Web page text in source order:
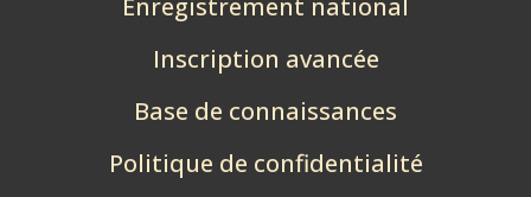
Inscription avancée
Base de connaissances
Politique de confidentialité